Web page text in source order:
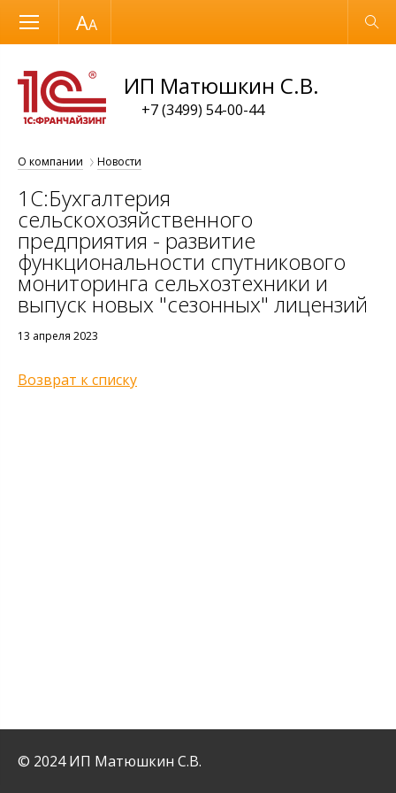
Размер шрифта Обычная версия
ИП Матюшкин С.В.
+7 (3499) 54-00-44
О компании Новости
1С:Бухгалтерия
сельскохозяйственного
предприятия - развитие
функциональности спутникового
мониторинга сельхозтехники и
выпуск новых "сезонных" лицензий
13 апреля 2023
Возврат к списку
© 2024 ИП Матюшкин С.В.